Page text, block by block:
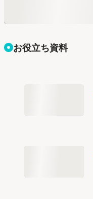
お役立ち資料